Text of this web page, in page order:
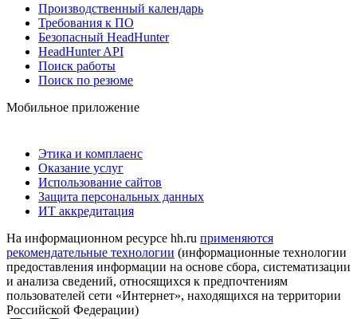
Производственный календарь
Требования к ПО
Безопасный HeadHunter
HeadHunter API
Поиск работы
Поиск по резюме
Мобильное приложение
Этика и комплаенс
Оказание услуг
Использование сайтов
Защита персональных данных
ИТ аккредитация
На информационном ресурсе hh.ru применяются
рекомендательные технологии (информационные технологии
предоставления информации на основе сбора, систематизации
и анализа сведений, относящихся к предпочтениям
пользователей сети «Интернет», находящихся на территории
Российской Федерации)